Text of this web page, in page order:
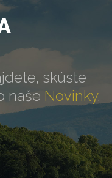
skúste
naše Novinky.